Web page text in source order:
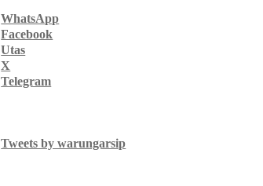
WhatsApp
Facebook
Utas
X
Telegram
Tweets by warungarsip